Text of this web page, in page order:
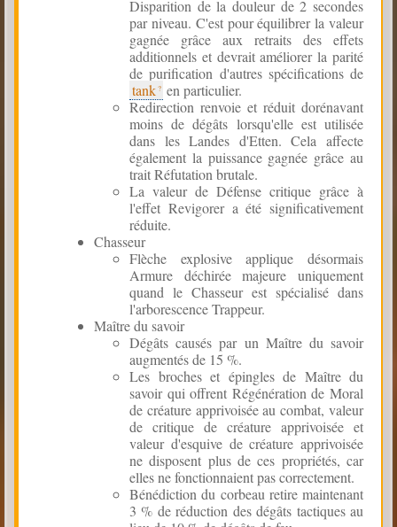
Disparition de la douleur de 2 secondes
par niveau. C'est pour équilibrer la valeur
gagnée grâce aux retraits des effets
additionnels et devrait améliorer la parité
de purification d'autres spécifications de
tank en particulier.
Redirection renvoie et réduit dorénavant
moins de dégâts lorsqu'elle est utilisée
dans les Landes d'Etten. Cela affecte
également la puissance gagnée grâce au
trait Réfutation brutale.
La valeur de Défense critique grâce à
l'effet Revigorer a été significativement
réduite.
Chasseur
Flèche explosive applique désormais
Armure déchirée majeure uniquement
quand le Chasseur est spécialisé dans
l'arborescence Trappeur.
Maître du savoir
Dégâts causés par un Maître du savoir
augmentés de 15 %.
Les broches et épingles de Maître du
savoir qui offrent Régénération de Moral
de créature apprivoisée au combat, valeur
de critique de créature apprivoisée et
valeur d'esquive de créature apprivoisée
ne disposent plus de ces propriétés, car
elles ne fonctionnaient pas correctement.
Bénédiction du corbeau retire maintenant
3 % de réduction des dégâts tactiques au